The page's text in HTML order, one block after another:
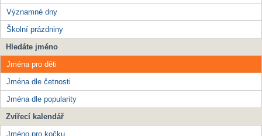
Významné dny
Školní prázdniny
Hledáte jméno
Jména pro děti
Jména dle četnosti
Jména dle popularity
Zvířecí kalendář
Jméno pro kočku